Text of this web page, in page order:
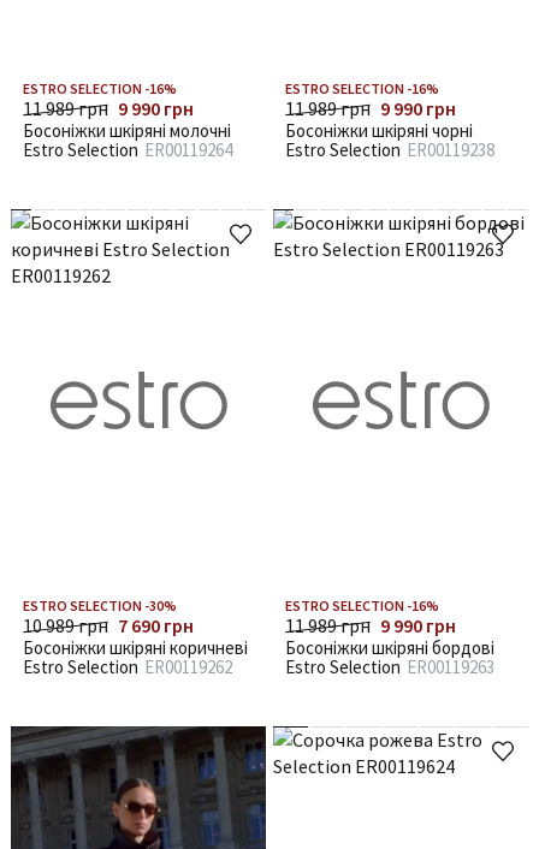
ESTRO SELECTION -16%
11 989 грн 9 990 грн
Босоніжки шкіряні молочні
Estro Selection ER00119264
ESTRO SELECTION -16%
11 989 грн 9 990 грн
Босоніжки шкіряні чорні
Estro Selection ER00119238
ESTRO SELECTION -30%
10 989 грн 7 690 грн
Босоніжки шкіряні коричневі
Estro Selection ER00119262
ESTRO SELECTION -16%
11 989 грн 9 990 грн
Босоніжки шкіряні бордові
Estro Selection ER00119263